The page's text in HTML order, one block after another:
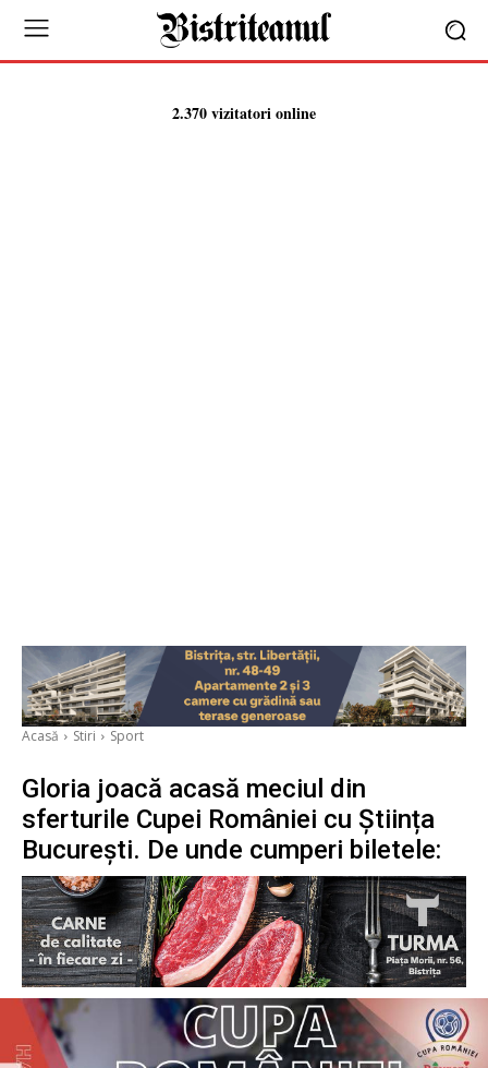
2.370 vizitatori online
Acasă Stiri Sport
Gloria joacă acasă meciul din
sferturile Cupei României cu Știința
București. De unde cumperi biletele: